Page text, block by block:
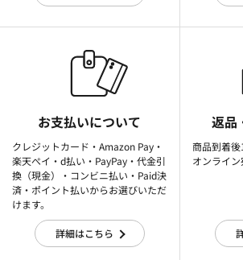
お支払いについて
クレジットカード・Amazon Pay・
楽天ぺイ・d払い・PayPay・代金引
換（現金）・コンビニ払い・Paid決
済・ポイント払いからお選びいただ
けます。
詳細はこちら
返品
商品到着
オンライン